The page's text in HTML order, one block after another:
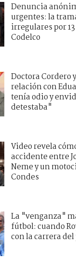
Denuncia
urgentes: la
irregulares por
Codelco
Doctora Cordero
relación con
tenía odio y
detestaba"
Video revela
accidente entre
Neme y un
Condes
La "venganza"
fútbol: cuando
con la carrera